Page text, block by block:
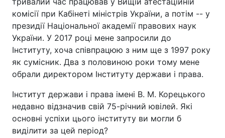
комісії при Кабінеті міністрів України, а потім -- у
президії Національної академії правових наук
України. У 2017 році мене запросили до
Інституту, хоча співпрацюю з ним ще з 1997 року
як сумісник. Два з половиною роки тому мене
обрали директором Інституту держави і права.
Інститут держави і права імені В. М. Корецького
недавно відзначив свій 75-річний ювілей. Які
основні успіхи цього інституту ви могли б
виділити за цей період?